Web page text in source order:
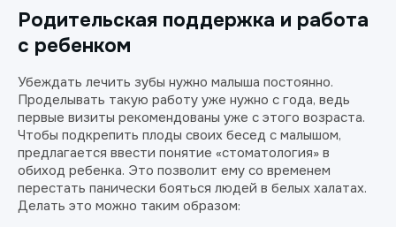
Родительская поддержка и работа
с ребенком
Убеждать лечить зубы нужно малыша постоянно.
Проделывать такую работу уже нужно с года, ведь
первые визиты рекомендованы уже с этого возраста.
Чтобы подкрепить плоды своих бесед с малышом,
предлагается ввести понятие «стоматология» в
обиход ребенка. Это позволит ему со временем
перестать панически бояться людей в белых халатах.
Делать это можно таким образом: